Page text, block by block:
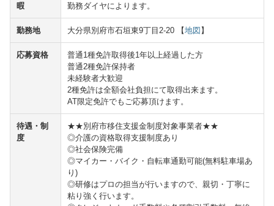
暇
勤務ダイヤによります。
勤務地 大分県別府市石垣東9丁目2-20 【地図】
応募資格
普通1種免許取得後1年以上経過した方
普通2種免許保持者
未経験者大歓迎
2種免許は全額会社負担にて取得出来ます。
AT限定免許でもご応募頂けます。
待遇・制
度
★★別府市移住支援金制度対象事業者★★
◎介護の資格取得支援制度あり
◎社会保険完備
◎マイカー・バイク・自転車通勤可能(無料駐車場あ
り)
◎研修はプロの担当が行いますので、親切・丁寧に
粘り強く行います。